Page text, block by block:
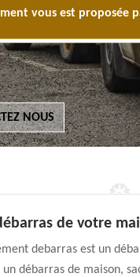
vous est proposée
NOUS
de votre
debarras est un
débarras de maison,